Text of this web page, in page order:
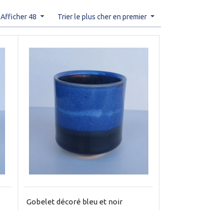
Afficher 48 Trier le plus cher en premier
Gobelet décoré bleu et noir